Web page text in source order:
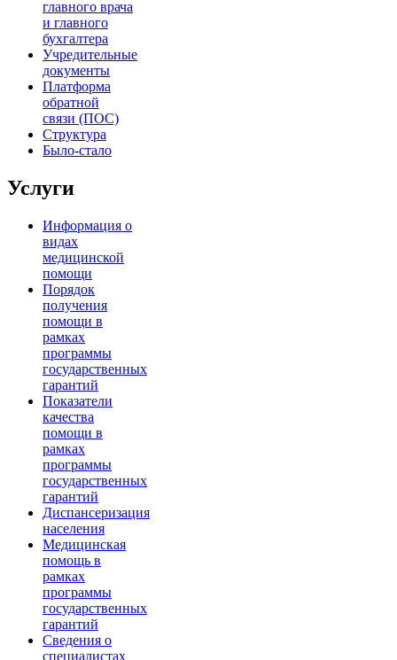
главного врача
и главного
бухгалтера
Учредительные
документы
Платформа
обратной
связи (ПОС)
Структура
Было-стало
Услуги
Информация о
видах
медицинской
помощи
Порядок
получения
помощи в
рамках
программы
государственных
гарантий
Показатели
качества
помощи в
рамках
программы
государственных
гарантий
Диспансеризация
населения
Медицинская
помощь в
рамках
программы
государственных
гарантий
Сведения о
специалистах